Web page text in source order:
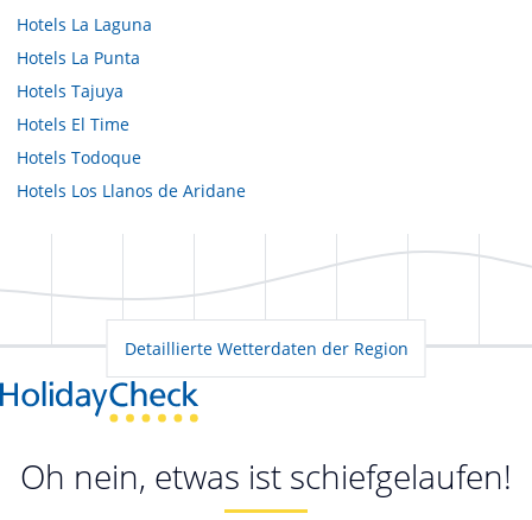
Hotels La Laguna
Hotels La Punta
Hotels Tajuya
Hotels El Time
Hotels Todoque
Hotels Los Llanos de Aridane
Detaillierte Wetterdaten der Region
Oh nein, etwas ist schiefgelaufen!